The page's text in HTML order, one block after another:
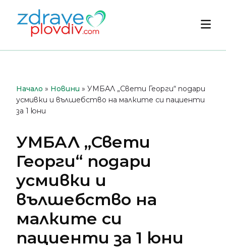
съдържанието
Начало » Новини » УМБАЛ „Свети Георги“ подари
усмивки и вълшебство на малките си пациенти
за 1 юни
УМБАЛ „Свети
Георги“ подари
усмивки и
вълшебство на
малките си
пациенти за 1 юни